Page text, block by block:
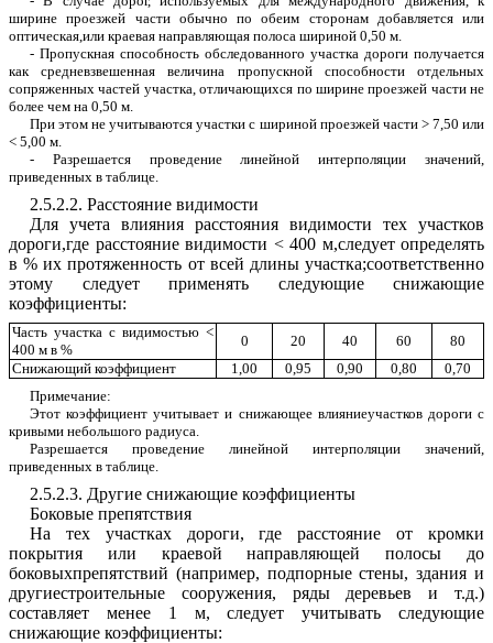
ширине проезжей части обычно по обеим сторонам добавляется или
оптическая или краевая направляющая полоса шириной 0,50 м
- Пропускная способность обследованного участка дороги получается
как
средневзвешенная величина пропускной способности
отдельных
сопряженных частей участка ,отличающихся по ширине проезжей части не
более чем на 0,50 м
При этом не учитываются участки с шириной проезжей части >7,50или
< 5 ,00 м
- Разрешается проведение линейной интерполяции значений
приведенных в таблице
2.5.2.2. Расстояние видимости
Для учета влияния расстояния видимости
тех участков
дороги,где расстояние видимости < 400 м,следует определять
в %их протяженность от всей длины участка;соответственно
этому
следует применять следующие снижающие
коэффициенты:
Часть участка с видимостью <
400 м в%
0 20 40 60
80
Снижающий коэффициент 1 ,00 0,95 0,90 0,80 0,70
Примечание:
Этот коэффициент учитывает и снижающее влияниеучастков дороги с
кривыми небольшого радиуса
Разрешается
проведение линейной интерполяции значений
приведенных в таблице
2.5.2.3. Другие снижающие коэффициенты
Боковые препятствия
На тех участках дороги,где расстояние от
кромки
покрытия или краевой направляющей полосы
до
боковыхпрепятствий (например, подпорные стены,здания и
другиестроительные
сооружения, ряды деревьев и т.д.)
составляет менее1 м,следует учитывать
следующие
снижающие коэффициенты: